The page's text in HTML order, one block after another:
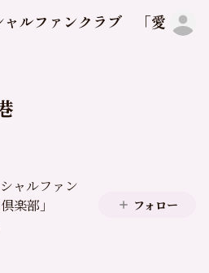
ャルファンクラブ 「愛内倶
ャルファン
楽部」
フォロー